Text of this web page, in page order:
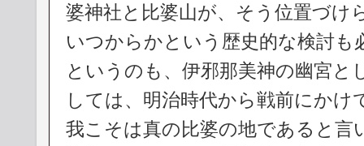
婆神社と比婆山が、そう位置づけ
いつからかという歴史的な検討も
というのも、伊邪那美神の幽宮と
しては、明治時代から戦前にかけ
我こそは真の比婆の地であると言